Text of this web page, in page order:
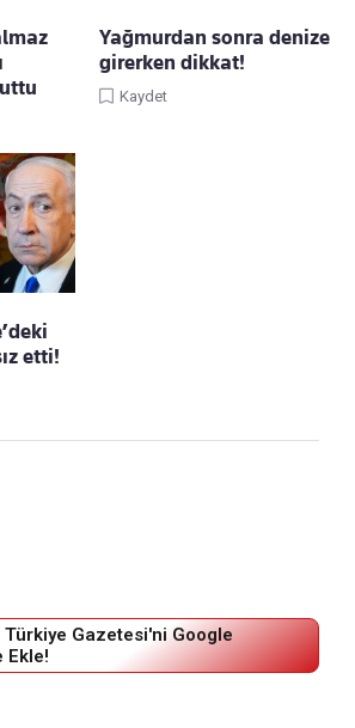
Yağmurdan sonra denize
girerken dikkat!
Kaydet
etti!
Türkiye Gazetesi'ni Google
Ekle!